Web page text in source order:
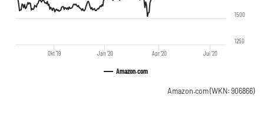
Amazon.com
Jan '20 Jul '20
Okt '19 Apr '20
1250
1500
Amazon.com(WKN: 906866)